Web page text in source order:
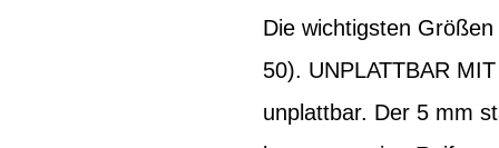
Die wichtigsten
50). UNPLATTBAR
unplattbar. Der 5 mm